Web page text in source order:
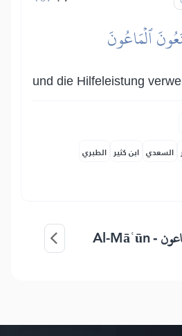
ٱلۡمَاعُونَ
und die Hilfeleistung
السعدي ابن كثير الطبري
-
Al-Māʿūn